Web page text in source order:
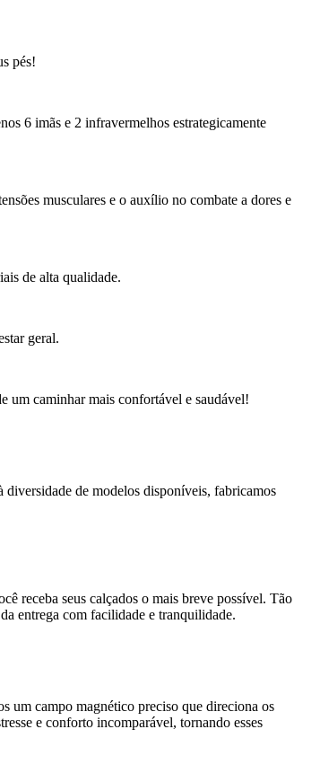
pés!
6 imãs e 2 infravermelhos estrategicamente
musculares e o auxílio no combate a dores e
de alta qualidade.
geral.
um caminhar mais confortável e saudável!
diversidade de modelos disponíveis, fabricamos
receba seus calçados o mais breve possível. Tão
entrega com facilidade e tranquilidade.
um campo magnético preciso que direciona os
e conforto incomparável, tornando esses